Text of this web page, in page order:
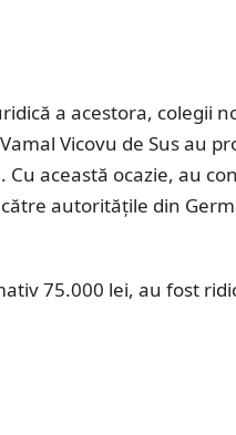
a acestora, colegii
Vicovu de Sus au
această ocazie, au
autoritățile din
75.000 lei, au fost